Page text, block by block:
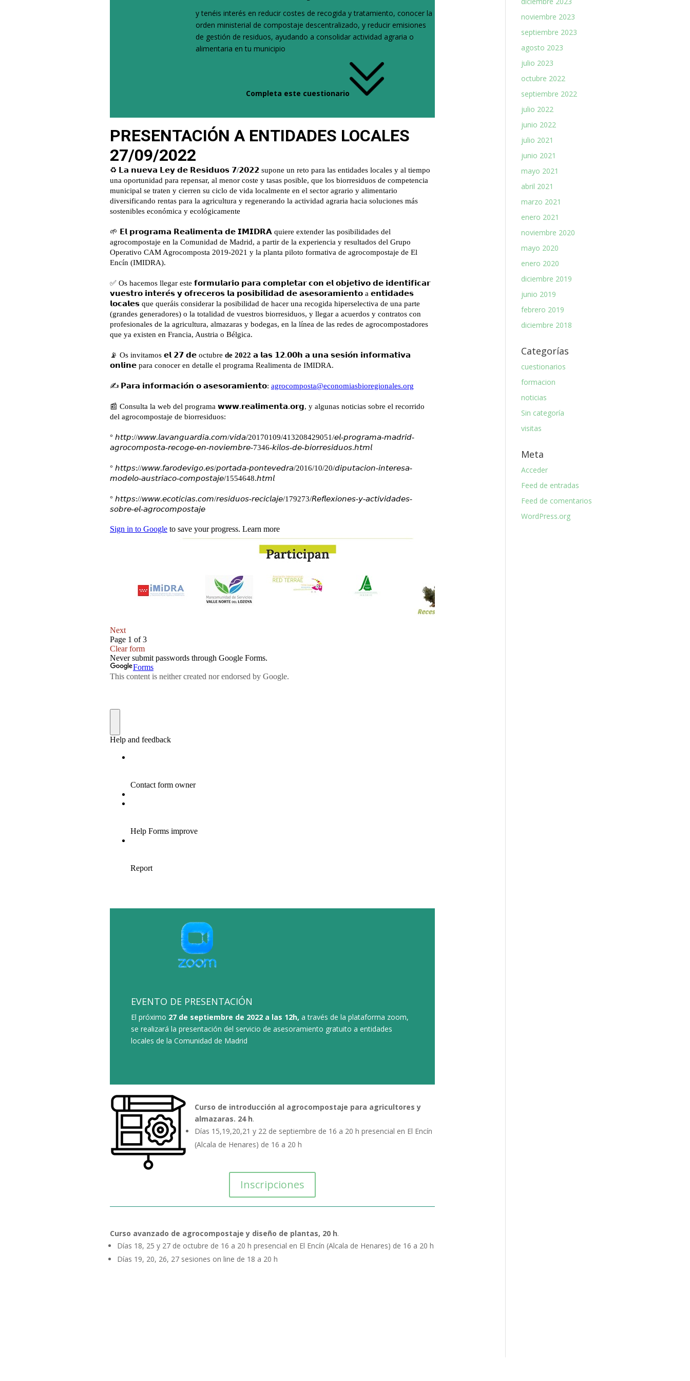
y tenéis interés en reducir costes de recogida y tratamiento, conocer la
orden ministerial de compostaje descentralizado, y reducir emisiones
de gestión de residuos, ayudando a consolidar actividad agraria o
alimentaria en tu municipio
Completa este cuestionario
EVENTO DE PRESENTACIÓN
El próximo 27 de septiembre de 2022 a las 12h, a través de la plataforma zoom,
se realizará la presentación del servicio de asesoramiento gratuito a entidades
locales de la Comunidad de Madrid
Curso de introducción al agrocompostaje para agricultores y
almazaras. 24 h.
Días 15,19,20,21 y 22 de septiembre de 16 a 20 h presencial en El Encín
(Alcala de Henares) de 16 a 20 h
Inscripciones
Curso avanzado de agrocompostaje y diseño de plantas, 20 h.
Días 18, 25 y 27 de octubre de 16 a 20 h presencial en El Encín (Alcala de Henares) de 16 a 20 h
Días 19, 20, 26, 27 sesiones on line de 18 a 20 h
noviembre 2023
septiembre 2023
agosto 2023
julio 2023
octubre 2022
septiembre 2022
julio 2022
junio 2022
julio 2021
junio 2021
mayo 2021
abril 2021
marzo 2021
enero 2021
noviembre 2020
mayo 2020
enero 2020
diciembre 2019
junio 2019
febrero 2019
diciembre 2018
Categorías
cuestionarios
formacion
noticias
Sin categoría
visitas
Meta
Acceder
Feed de entradas
Feed de comentarios
WordPress.org